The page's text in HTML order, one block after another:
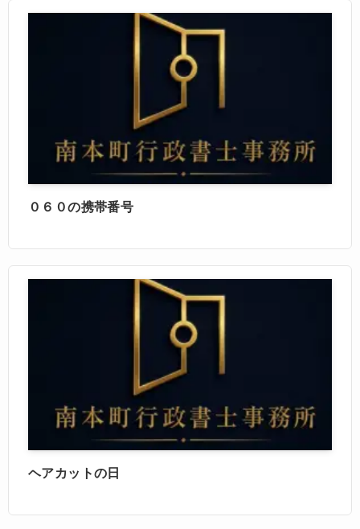
０６０の携帯番号
ヘアカットの日